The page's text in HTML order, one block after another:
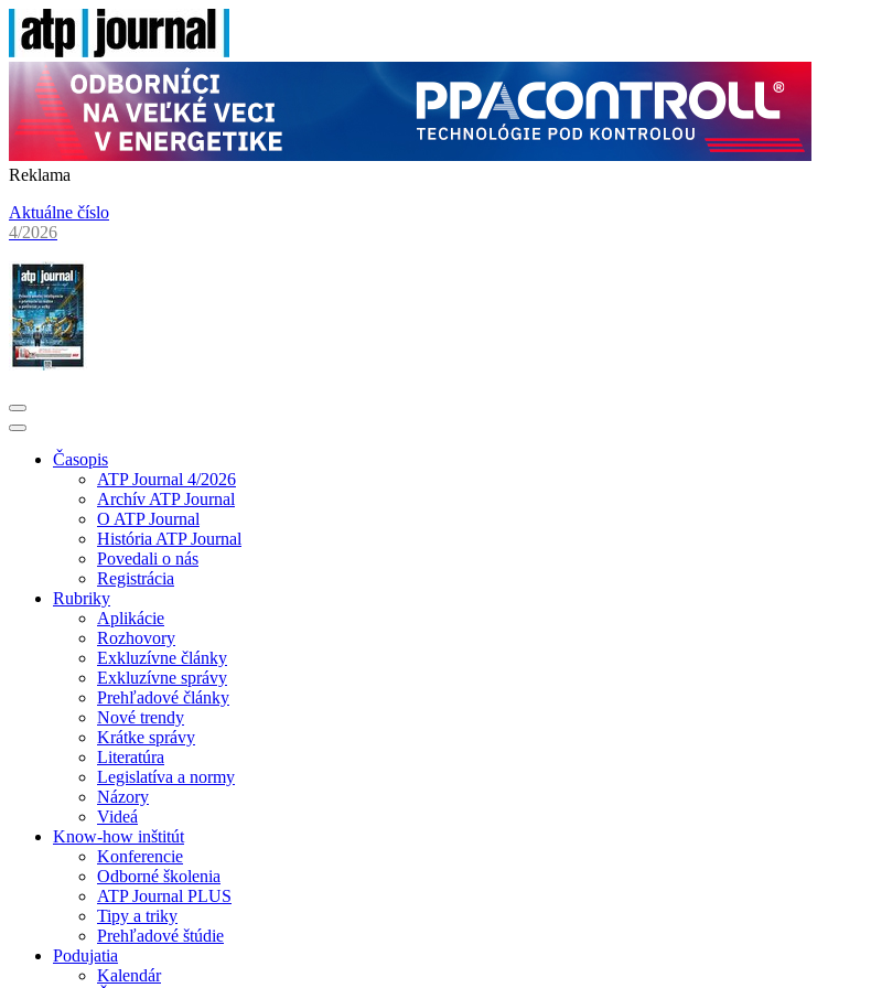
Reklama
Aktuálne číslo
4/2026
Časopis
ATP Journal 4/2026
Archív ATP Journal
O ATP Journal
História ATP Journal
Povedali o nás
Registrácia
Rubriky
Aplikácie
Rozhovory
Exkluzívne články
Exkluzívne správy
Prehľadové články
Nové trendy
Krátke správy
Literatúra
Legislatíva a normy
Názory
Videá
Know-how inštitút
Konferencie
Odborné školenia
ATP Journal PLUS
Tipy a triky
Prehľadové štúdie
Podujatia
Kalendár